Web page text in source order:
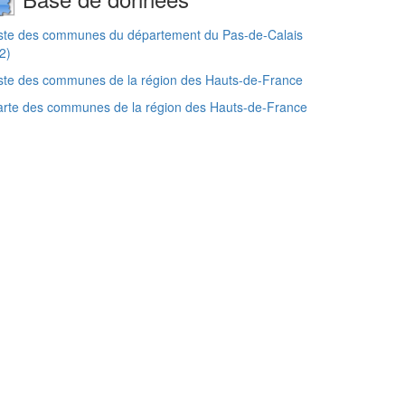
des communes du département du Pas-de-Calais
des communes de la région des Hauts-de-France
des communes de la région des Hauts-de-France